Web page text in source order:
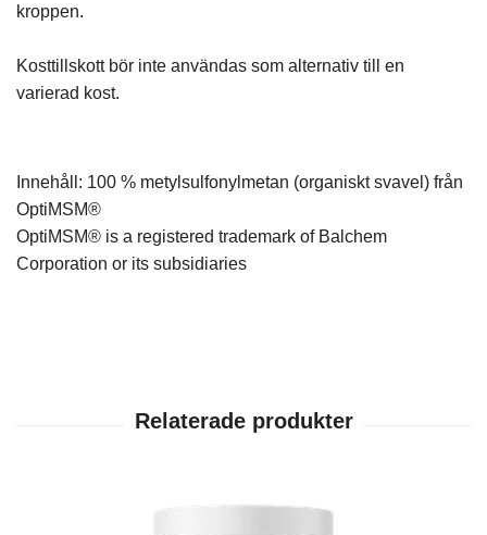
kroppen.
Kosttillskott bör inte användas som alternativ till en
varierad kost.
Innehåll: 100 % metylsulfonylmetan (organiskt svavel) från
OptiMSM®
OptiMSM® is a registered trademark of Balchem
Corporation or its subsidiaries